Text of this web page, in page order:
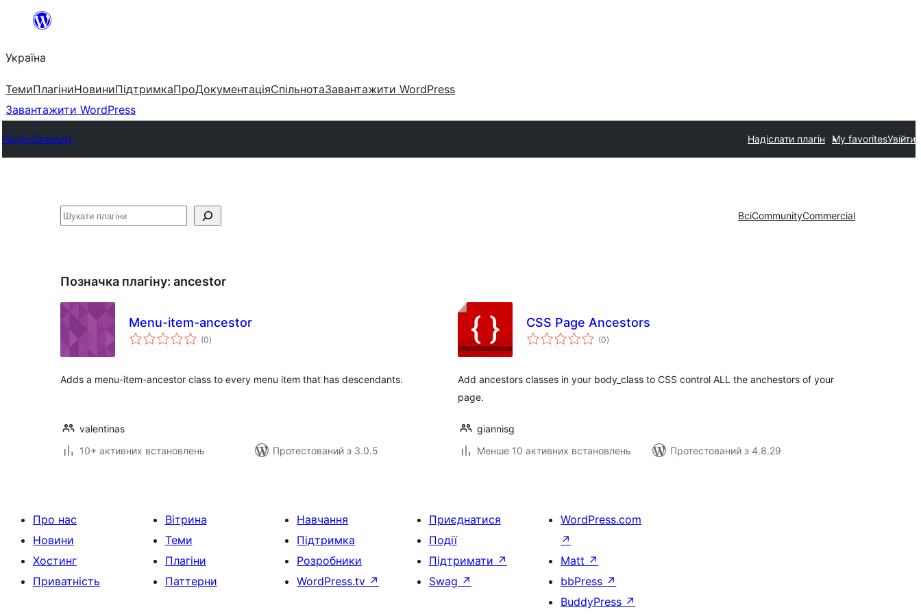
Перейти
вмісту
Україна
ТемиПлагіниНовиниПідтримкаПроДокументаціяСпільнотаЗавантажити WordPress
Завантажити WordPress
Plugin Directory Надіслати плагін My favoritesУвійти
Пошук ВсіCommunityCommercial
Позначка плагіну: ancestor
Menu-item-ancestor
(0загальний
рейтинг
)
Adds a menu-item-ancestor class to every menu item that has descendants.
valentinas
10+ активних встановлень
Протестований з 3.0.5
CSS Page Ancestors
(0загальний
рейтинг
)
Add ancestors classes in your body_class to CSS control ALL the anchestors of your
page.
giannisg
Менше 10 активних встановлень
Протестований з 4.8.29
Про нас
Новини
Хостинг
Приватність
Вітрина
Теми
Плагіни
Паттерни
Навчання
Підтримка
Розробники
WordPress.tv ↗
Приєднатися
Події
Підтримати ↗
Swag ↗
WordPress.com
↗
Matt ↗
bbPress ↗
BuddyPress ↗